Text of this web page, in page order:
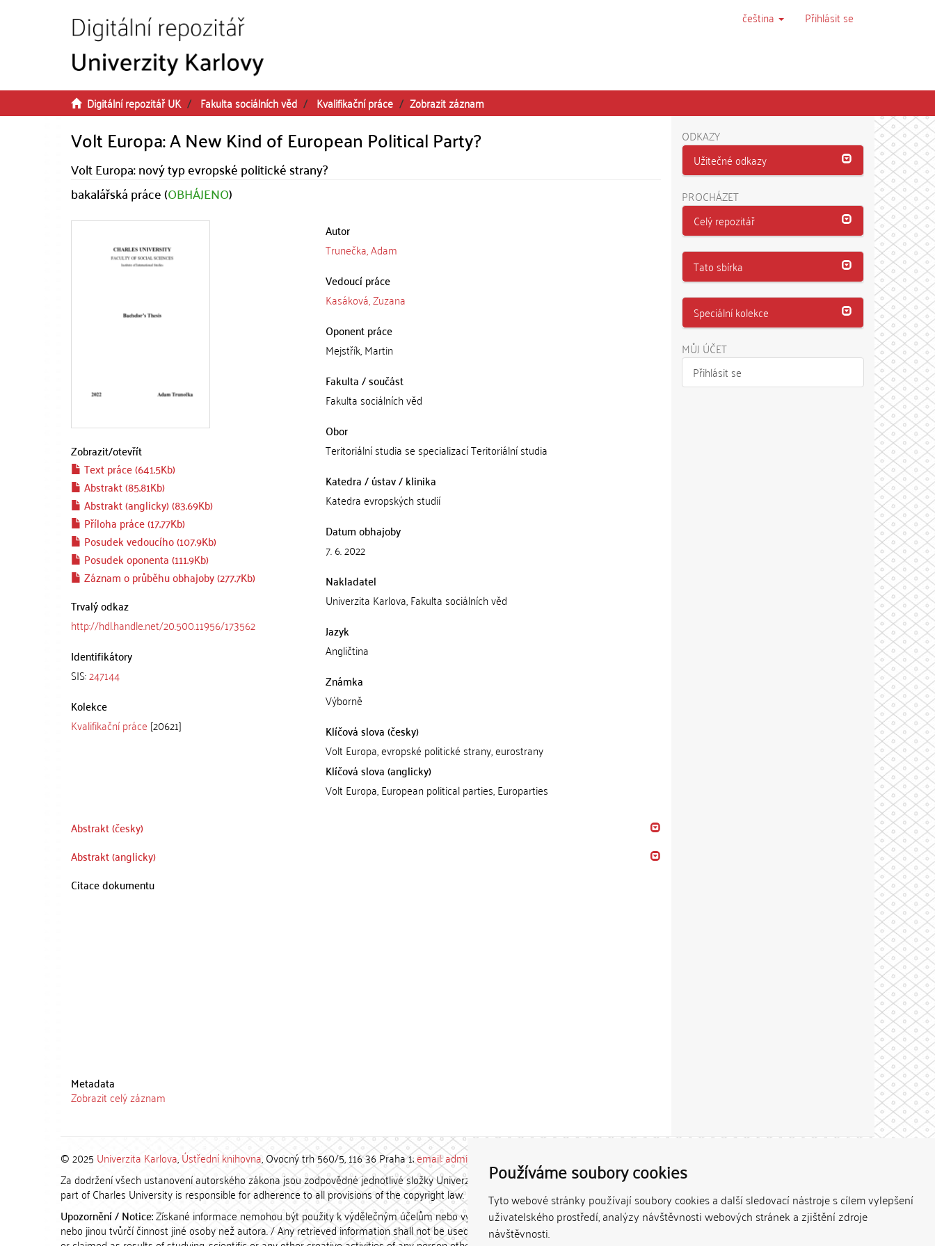
Používáme soubory cookies
Tyto webové stránky používají soubory cookies a další sledovací nástroje s cílem vylepšení
uživatelského prostředí, analýzy návštěvnosti webových stránek a zjištění zdroje
návštěvnosti.
čeština Přihlásit se
Digitální repozitář UK Fakulta sociálních věd Kvalifikační práce Zobrazit záznam
Volt Europa: A New Kind of European Political Party?
Volt Europa: nový typ evropské politické strany?
bakalářská práce (OBHÁJENO)
Zobrazit/otevřít
Text práce (641.5Kb)
Abstrakt (85.81Kb)
Abstrakt (anglicky) (83.69Kb)
Příloha práce (17.77Kb)
Posudek vedoucího (107.9Kb)
Posudek oponenta (111.9Kb)
Záznam o průběhu obhajoby (277.7Kb)
Trvalý odkaz
http://hdl.handle.net/20.500.11956/173562
Identifikátory
SIS:247144
Kolekce
Kvalifikační práce [20621]
Autor
Trunečka, Adam
Vedoucí práce
Kasáková, Zuzana
Oponent práce
Mejstřík, Martin
Fakulta / součást
Fakulta sociálních věd
Obor
Teritoriální studia se specializací Teritoriální studia
Katedra / ústav / klinika
Katedra evropských studií
Datum obhajoby
7. 6. 2022
Nakladatel
Univerzita Karlova, Fakulta sociálních věd
Jazyk
Angličtina
Známka
Výborně
Klíčová slova (česky)
Volt Europa, evropské politické strany, eurostrany
Klíčová slova (anglicky)
Volt Europa, European political parties, Europarties
Abstrakt (česky)
Abstrakt (anglicky)
Citace dokumentu
Metadata
Zobrazit celý záznam
ODKAZY
Užitečné odkazy
PROCHÁZET
Celý repozitář
Tato sbírka
Speciální kolekce
MŮJ ÚČET
Přihlásit se
© 2025 Univerzita Karlova,Ústřední knihovna, Ovocný trh 560/5, 116 36 Praha 1;email: admin-repozitar [at] cuni.cz
Za dodržení všech ustanovení autorského zákona jsou zodpovědné jednotlivé složky Univerzity Karlovy. / Each constituent
part of Charles University is responsible for adherence to all provisions of the copyright law.
Upozornění / Notice:Získané informace nemohou být použity k výdělečným účelům nebo vydávány za studijní, vědeckou
nebo jinou tvůrčí činnost jiné osoby než autora. / Any retrieved information shall not be used for any commercial purposes